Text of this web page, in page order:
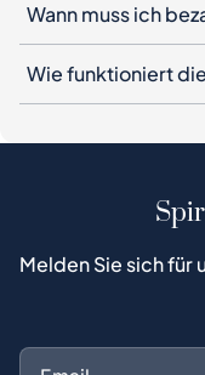
Wann muss ich
Wie funktioniert
Melden Sie sich für